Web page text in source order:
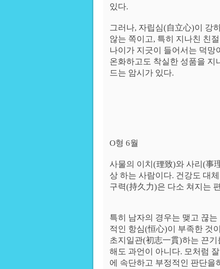
있다.
그러나, 자립심(自立心)이 강
않는 쪽이고, 특히 지나친 친
나이가 지긋이 들어서는 덕망
온화하고도 착실한 성품을 지
드는 암시가 있다.
O형 6월
사물의 이치(理致)와 사리(事
상 하는 사람이다. 건강도 대
구력(持久力)은 다소 쳐지는
특히 남자의 경우는 맺고 끊
적인 항심(恒心)이 부족한 것
초지일관(初志一貫)하는 끈
해도 과언이 아니다. 모처럼
에 속단하고 부정적인 판단을